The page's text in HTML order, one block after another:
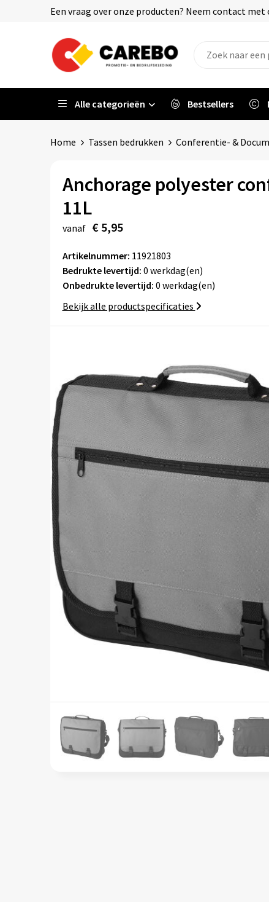
Een vraag over onze producten? Neem contact
Alle categorieën Bestsellers
Home Tassen bedrukken Conferentie- &
Anchorage polyester
11L
vanaf € 5,95
Artikelnummer: 11921803
Bedrukte levertijd: 0 werkdag(en)
Onbedrukte levertijd: 0 werkdag(en)
Bekijk alle productspecificaties